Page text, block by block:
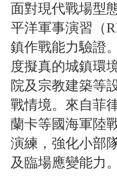
面對現代戰場型
平洋軍事演習（
鎮作戰能力驗證
度擬真的城鎮環
院及宗教建築等
戰情境。來自菲
蘭卡等國海軍陸
演練，強化小部
及臨場應變能力。